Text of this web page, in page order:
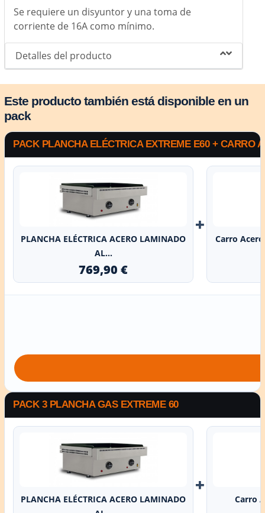
Se requiere un disyuntor y una toma de
corriente de 16A como mínimo.
Detalles del producto
Este producto también está disponible en un
pack
PACK PLANCHA ELÉCTRICA EXTREME E60 + CARRO
PLANCHA ELÉCTRICA ACERO LAMINADO
AL...
769,90 €
+
Carro
PACK 3 PLANCHA GAS EXTREME 60
PLANCHA ELÉCTRICA ACERO LAMINADO
+
Carro